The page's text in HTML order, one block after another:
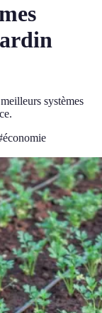
systèmes
économie